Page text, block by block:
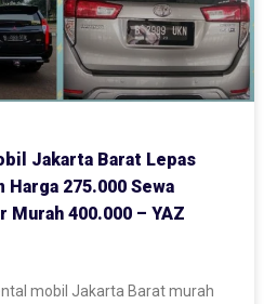
Jakarta Barat Lepas
Harga 275.000 Sewa
Murah 400.000 – YAZ
mobil Jakarta Barat murah